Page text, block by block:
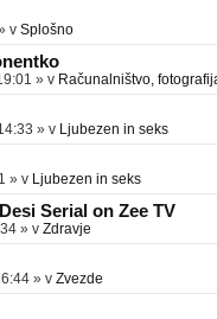
v Splošno
» v Računalništvo,
» v Ljubezen in seks
» v Ljubezen in seks
Serial on Zee TV
» v Zdravje
» v Zvezde